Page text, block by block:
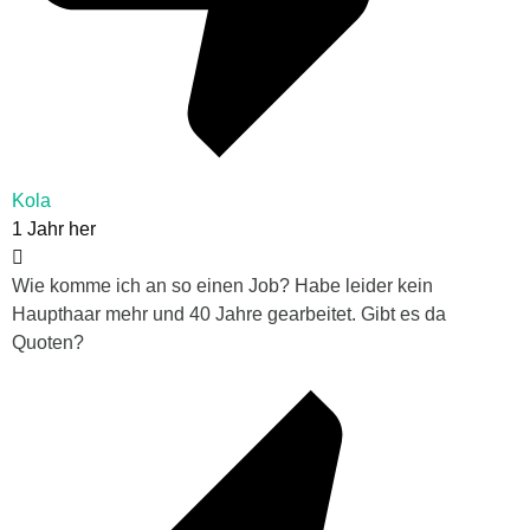
Kola
1 Jahr her
Wie komme ich an so einen Job? Habe leider kein
Haupthaar mehr und 40 Jahre gearbeitet. Gibt es da
Quoten?